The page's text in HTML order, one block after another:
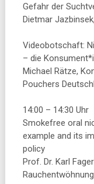
Gefahr der
Dietmar
Videobotschaft:
– die
Michael Rätze,
Pouchers
14:00 – 14:30 Uhr
Smokefree oral
example and its
policy
Prof. Dr. Karl